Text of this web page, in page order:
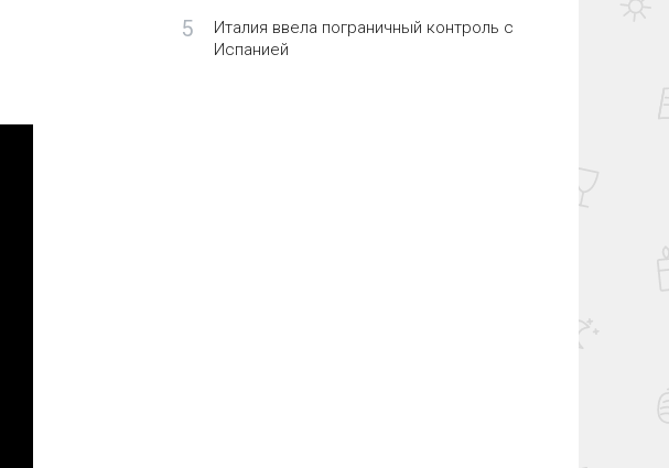
5
Италия ввела пограничный контроль с
Испанией